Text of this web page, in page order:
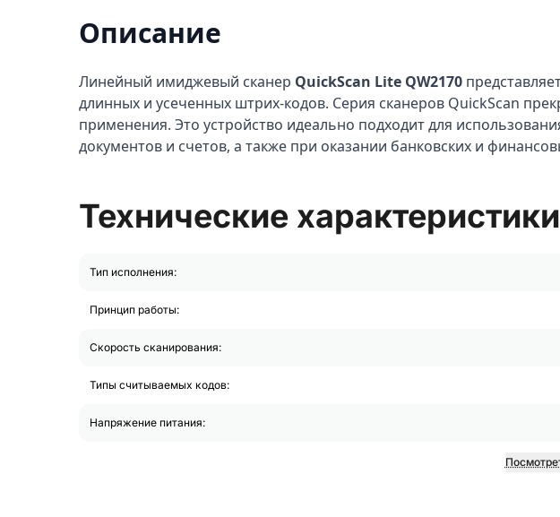
Описание
Линейный имиджевый сканер QuickScan Lite QW2170
длинных и усеченных штрих-кодов. Серия сканеров QuickScan
применения. Это устройство идеально подходит для
документов и счетов, а также при оказании банковских и
Технические характеристики
Тип исполнения:
Принцип работы:
Скорость сканирования:
Типы считываемых кодов:
Напряжение питания: